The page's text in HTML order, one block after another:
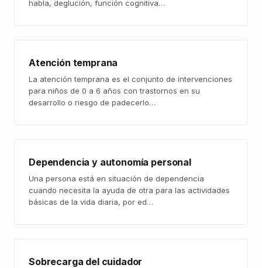
habla, deglución, función cognitiva…
Atención temprana
La atención temprana es el conjunto de intervenciones
para niños de 0 a 6 años con trastornos en su
desarrollo o riesgo de padecerlo…
Dependencia y autonomía personal
Una persona está en situación de dependencia
cuando necesita la ayuda de otra para las actividades
básicas de la vida diaria, por ed…
Sobrecarga del cuidador